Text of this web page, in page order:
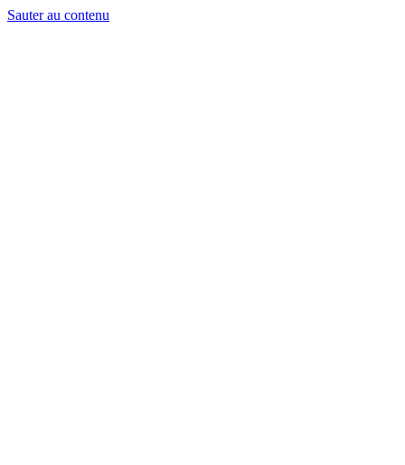
Sauter au contenu